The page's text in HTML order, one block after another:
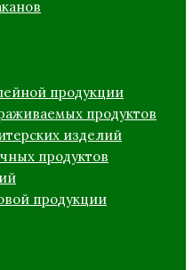
продукции
продуктов
изделий
продуктов
продукции